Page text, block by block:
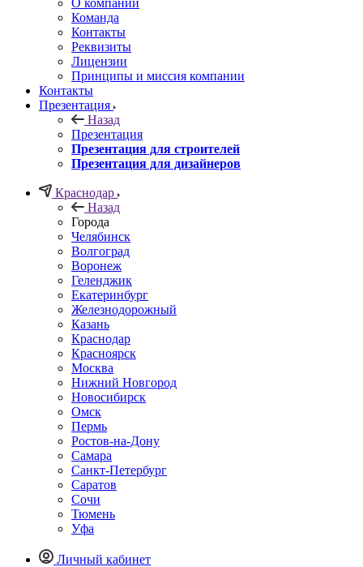
О компании
Команда
Контакты
Реквизиты
Лицензии
Принципы и миссия компании
Контакты
Презентация
Назад
Презентация
Презентация для строителей
Презентация для дизайнеров
Краснодар
Назад
Города
Челябинск
Волгоград
Воронеж
Геленджик
Екатеринбург
Железнодорожный
Казань
Краснодар
Красноярск
Москва
Нижний Новгород
Новосибирск
Омск
Пермь
Ростов-на-Дону
Самара
Санкт-Петербург
Саратов
Сочи
Тюмень
Уфа
Личный кабинет